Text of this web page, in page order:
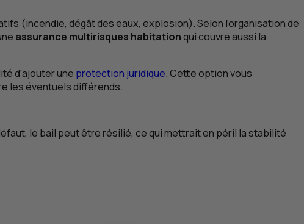
(incendie, dégât des eaux, explosion). Selon l’organisation de
assurance multirisques habitationqui couvre aussi la
d’ajouter une protection juridique. Cette option vous
les éventuels différends.
le bail peut être résilié, ce qui mettrait en péril la stabilité